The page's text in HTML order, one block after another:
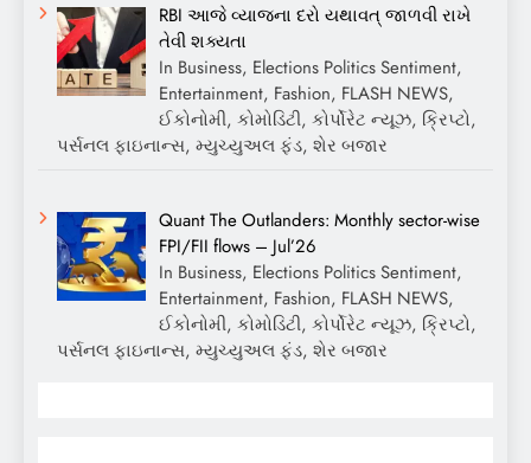
RBI આજે વ્યાજના દરો યથાવત્ જાળવી રાખે
તેવી શક્યતા
In Business, Elections Politics Sentiment,
Entertainment, Fashion, FLASH NEWS,
ઈકોનોમી, કોમોડિટી, કોર્પોરેટ ન્યૂઝ, ક્રિપ્ટો,
પર્સનલ ફાઇનાન્સ, મ્યુચ્યુઅલ ફંડ, શેર બજાર
Quant The Outlanders: Monthly sector-wise
FPI/FII flows – Jul’26
In Business, Elections Politics Sentiment,
Entertainment, Fashion, FLASH NEWS,
ઈકોનોમી, કોમોડિટી, કોર્પોરેટ ન્યૂઝ, ક્રિપ્ટો,
પર્સનલ ફાઇનાન્સ, મ્યુચ્યુઅલ ફંડ, શેર બજાર